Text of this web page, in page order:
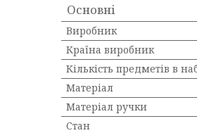
Основні
Виробник
Країна виробник
Кількість предметів в
Матеріал
Матеріал ручки
Стан